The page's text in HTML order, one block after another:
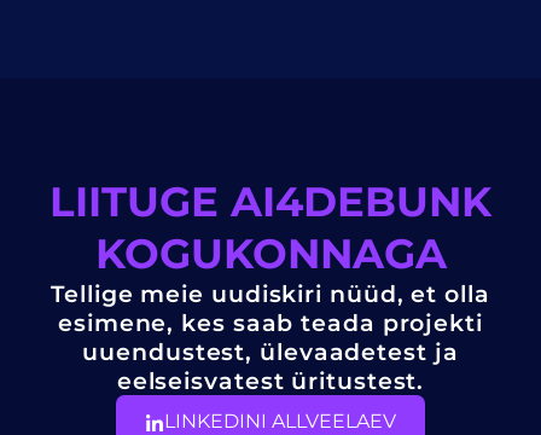
LIITUGE AI4DEBUNK
KOGUKONNAGA
Tellige meie uudiskiri nüüd, et olla
esimene, kes saab teada projekti
uuendustest, ülevaadetest ja
eelseisvatest üritustest.
LINKEDINI ALLVEELAEV